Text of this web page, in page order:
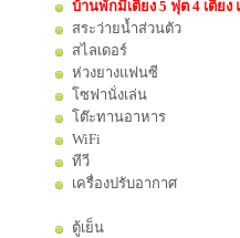
บ้านพักมีเตียง 5 ฟุต 4 เตีย
สระว่ายน้ำส่วนตัว
สไลเดอร์
ห่วงยางแฟนซี
โซฟานั่งเล่น
โต๊ะทานอาหาร
WiFi
ทีวี
เครื่องปรับอากาศ
ตู้เย็น